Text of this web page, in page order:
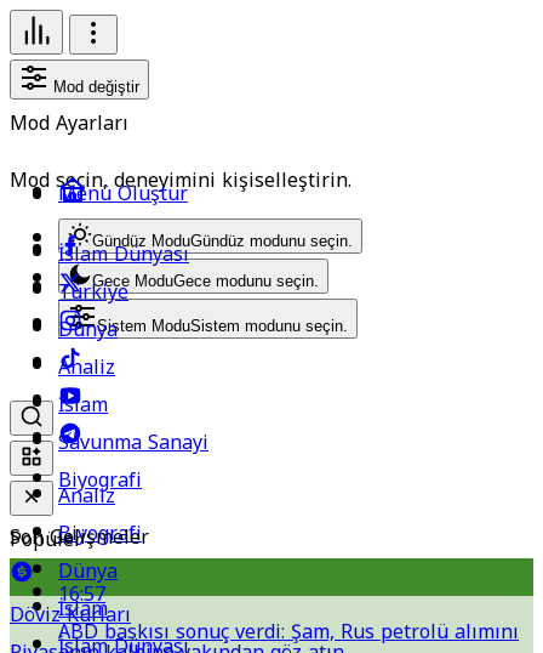
Mod değiştir
Mod Ayarları
Mod seçin, deneyimini kişiselleştirin.
Gündüz ModuGündüz modunu seçin.
Gece ModuGece modunu seçin.
Sistem ModuSistem modunu seçin.
Popüler
Döviz Kurları
Menü Oluştur
Analiz
Biyografi
Dünya
İslam
İslam Dünyası
Türkiye
Dünya
Analiz
İslam
Savunma Sanayi
Biyografi
Son Gelişmeler
16:57
ABD baskısı sonuç verdi: Şam, Rus petrolü alımını